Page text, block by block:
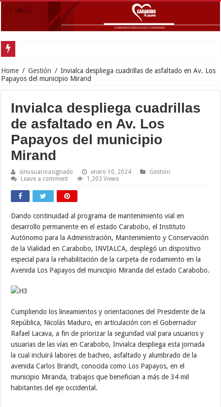
Home / Gestión / Invialca despliega cuadrillas de asfaltado en Av. Los
Papayos del municipio Mirand
Invialca despliega cuadrillas
de asfaltado en Av. Los
Papayos del municipio
Mirand
sinusuarioasignado enero 10, 2024
Gestión
Leave a comment
1,203 Views
Dando continuidad al programa de mantenimiento vial en
desarrollo permanente en el estado Carabobo, el Instituto
Autónomo para la Administración, Mantenimiento y Conservación
de la Vialidad en Carabobo, INVIALCA, desplegó un dispositivo
especial para la rehabilitación de la carpeta de rodamiento en la
Avenida Los Papayos del municipio Miranda del estado Carabobo.
Cumpliendo los lineamientos y orientaciones del Presidente de la
República, Nicolás Maduro, en articulación con el Gobernador
Rafael Lacava, a fin de priorizar la seguridad vial para usuarios y
usuarias de las vías en Carabobo, Invialca despliega esta jornada
la cual incluirá labores de bacheo, asfaltado y alumbrado de la
avenida Carlos Brandt, conocida como Los Papayos, en el
municipio Miranda, trabajos que benefician a más de 34 mil
habitantes del eje occidental.